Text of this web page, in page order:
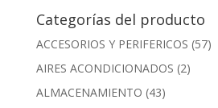
Categorías del producto
ACCESORIOS Y PERIFERICOS (57)
AIRES ACONDICIONADOS (2)
ALMACENAMIENTO (43)